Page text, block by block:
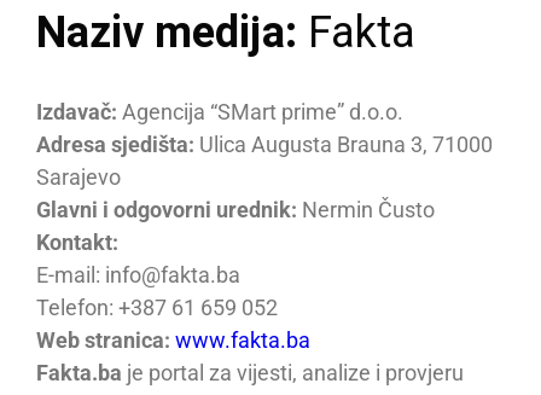
Naziv medija: Fakta
Izdavač: Agencija “SMart prime” d.o.o.
Adresa sjedišta: Ulica Augusta Brauna 3, 71000
Sarajevo
Glavni i odgovorni urednik: Nermin Čusto
Kontakt:
E-mail: info@fakta.ba
Telefon: +387 61 659 052
Web stranica: www.fakta.ba
Fakta.ba je portal za vijesti, analize i provjeru